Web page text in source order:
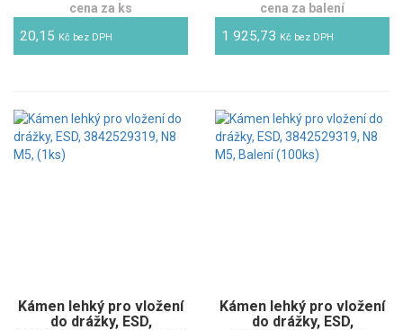
cena za ks
20,15 Kč bez DPH
cena za balení
1 925,73 Kč bez DPH
Kámen lehký pro vložení
do drážky, ESD,
Kámen lehký pro vložení
do drážky, ESD,